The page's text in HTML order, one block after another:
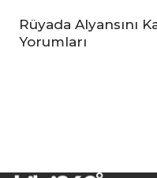
Rüyada Alyansını
Yorumları